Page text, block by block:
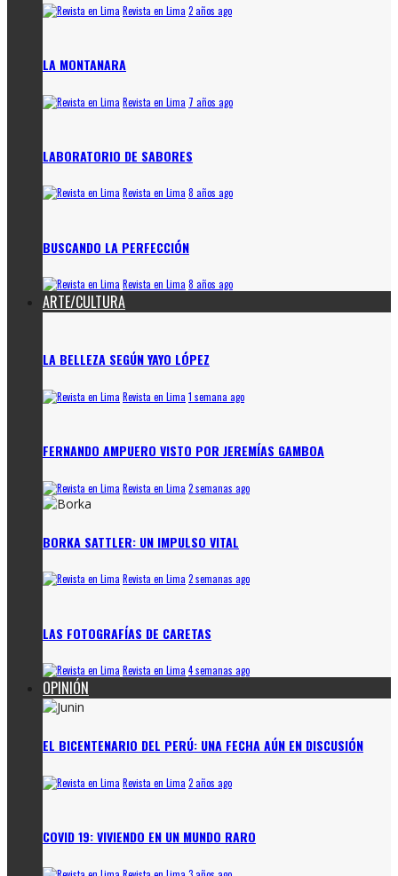
Revista en Lima 2 años ago
LA MONTANARA
Revista en Lima 7 años ago
LABORATORIO DE SABORES
Revista en Lima 8 años ago
BUSCANDO LA PERFECCIÓN
Revista en Lima 8 años ago
ARTE/CULTURA
LA BELLEZA SEGÚN YAYO LÓPEZ
Revista en Lima 1 semana ago
FERNANDO AMPUERO VISTO POR JEREMÍAS GAMBOA
Revista en Lima 2 semanas ago
BORKA SATTLER: UN IMPULSO VITAL
Revista en Lima 2 semanas ago
LAS FOTOGRAFÍAS DE CARETAS
Revista en Lima 4 semanas ago
OPINIÓN
EL BICENTENARIO DEL PERÚ: UNA FECHA AÚN EN DISCUSIÓN
Revista en Lima 2 años ago
COVID 19: VIVIENDO EN UN MUNDO RARO